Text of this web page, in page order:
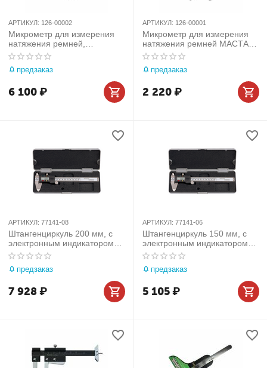
АРТИКУЛ: 126-00002
Микрометр для измерения
натяжения ремней,
универсальный МАСТАК 126-
00002
предзаказ
6 100₽
АРТИКУЛ: 126-00001
Микрометр для измерения
натяжения ремней МАСТАК
126-00001
предзаказ
2 220₽
АРТИКУЛ: 77141-08
Штангенциркуль 200 мм, с
электронным индикатором
KING TONY 77141-08
предзаказ
7 928₽
АРТИКУЛ: 77141-06
Штангенциркуль 150 мм, с
электронным индикатором
KING TONY 77141-06
предзаказ
5 105₽